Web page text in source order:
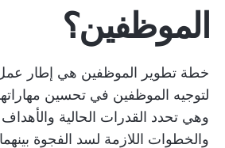
الموظفين؟
خطة تطوير الموظفين هي إطار
لتوجيه الموظفين في تحسين
وهي تحدد القدرات الحالية والأهداف
والخطوات اللازمة لسد الفجوة